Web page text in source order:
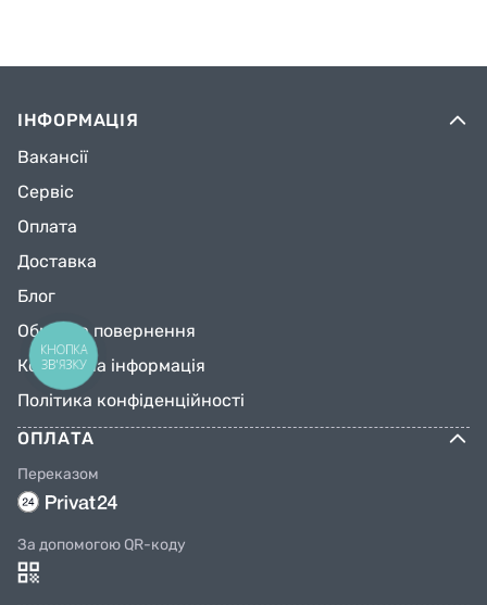
ІНФОРМАЦІЯ
Вакансії
Сервіс
Оплата
Доставка
Блог
Обмін та повернення
Контактна інформація
Політика конфіденційності
ОПЛАТА
Переказом
За допомогою QR-коду
КНОПКА
ЗВ'ЯЗКУ